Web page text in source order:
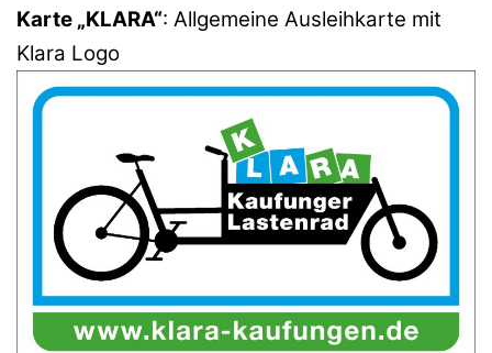
Karte „KLARA“: Allgemeine Ausleihkarte mit
Klara Logo